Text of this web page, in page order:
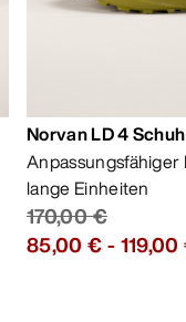
Norvan LD 4
lange Einheiten
170,00 €
85,00 €-